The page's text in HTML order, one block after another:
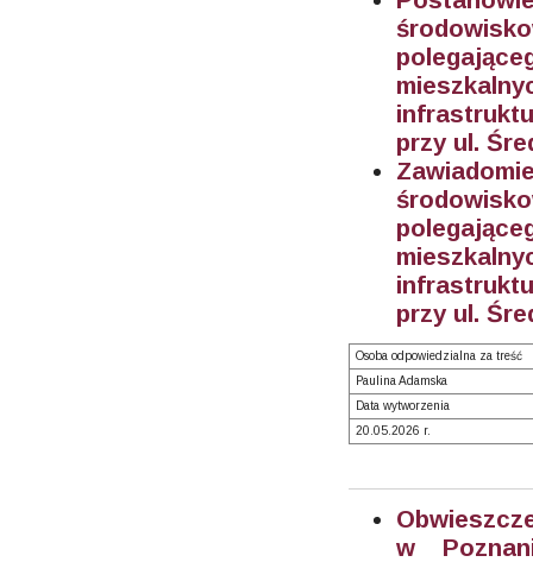
przy ul.
przy ul.
Osoba odpowiedzialna za treść
Paulina Adamska
Data wytworzenia
20.05.2026 r.
w